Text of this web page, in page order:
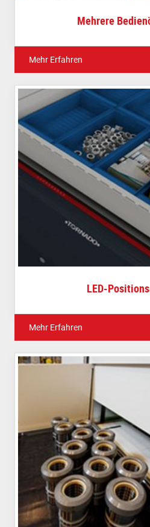
Mehrere
Mehr Erfahren
LED-
Mehr Erfahren